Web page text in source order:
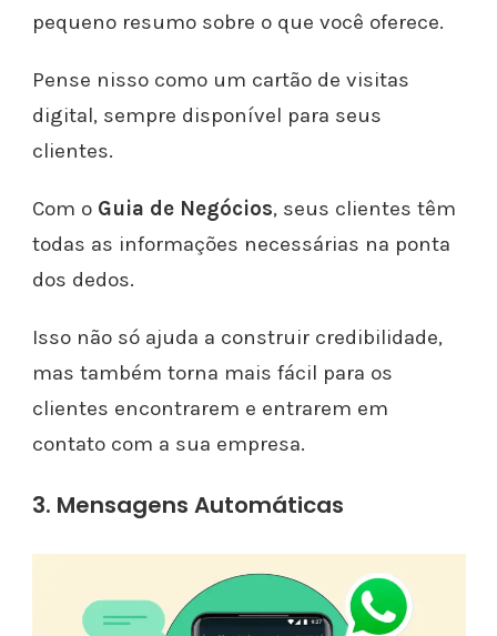
pequeno resumo sobre o que você oferece.
Pense nisso como um cartão de visitas
digital, sempre disponível para seus
clientes.
Com o Guia de Negócios, seus clientes têm
todas as informações necessárias na ponta
dos dedos.
Isso não só ajuda a construir credibilidade,
mas também torna mais fácil para os
clientes encontrarem e entrarem em
contato com a sua empresa.
3. Mensagens Automáticas